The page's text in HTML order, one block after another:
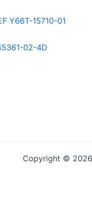
Copyright © 2026